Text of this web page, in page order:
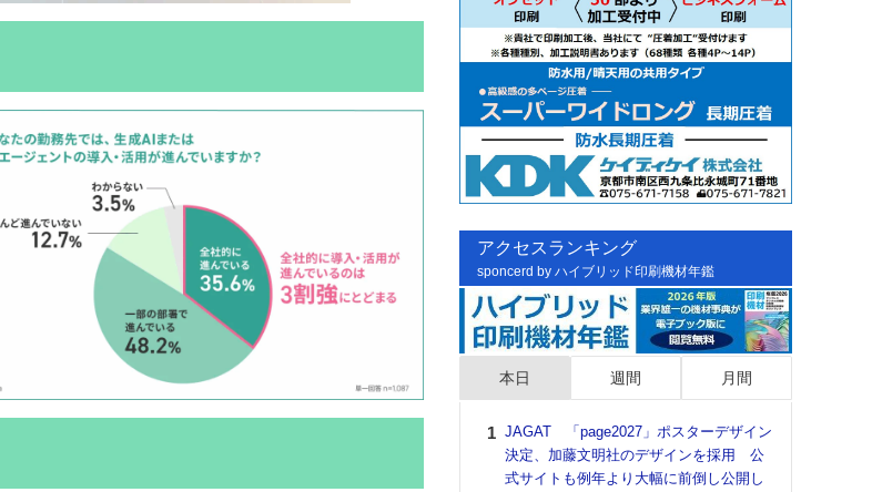
アクセスランキング
sponcerd by ハイブリッド印刷機材年鑑
本日 週間 月間
JAGAT 「page2027」ポスターデザイン
決定、加藤文明社のデザインを採用 公
式サイトも例年より大幅に前倒し公開し